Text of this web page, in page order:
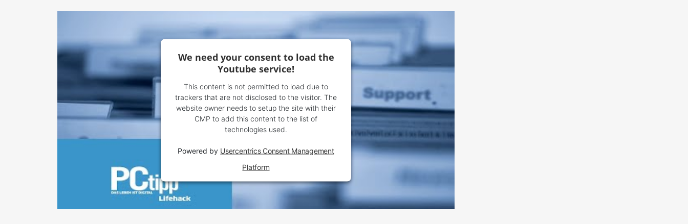
We need your consent to load the
Youtube service!
This content is not permitted to load due to
trackers that are not disclosed to the visitor. The
website owner needs to setup the site with their
CMP to add this content to the list of
technologies used.
Powered by Usercentrics Consent Management
Platform